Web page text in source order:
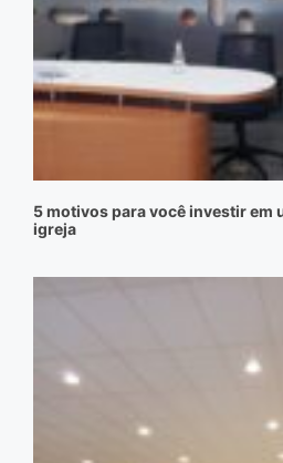
5 motivos para você investir em
igreja